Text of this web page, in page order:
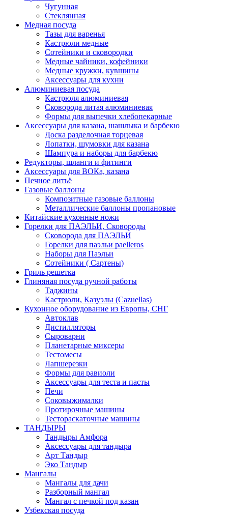
Чугунная
Стеклянная
Медная посуда
Тазы для варенья
Кастрюли медные
Сотейники и сковородки
Медные чайники, кофейники
Медные кружки, кувшины
Аксессуары для кухни
Алюминиевая посуда
Кастрюля алюминиевая
Сковорода литая алюминиевая
Формы для выпечки хлебопекарные
Аксессуары для казана, шашлыка и барбекю
Доска разделочная торцевая
Лопатки, шумовки для казана
Шампура и наборы для барбекю
Редукторы, шланги и фитинги
Аксессуары для ВОКа, казана
Печное литьё
Газовые баллоны
Композитные газовые баллоны
Металлические баллоны пропановые
Китайские кухонные ножи
Горелки для ПАЭЛЬИ, Сковороды
Сковорода для ПАЭЛЬИ
Горелки для паэльи paelleros
Наборы для Паэльи
Сотейники ( Сартены)
Гриль решетка
Глиняная посуда ручной работы
Таджины
Кастрюли, Казуэлы (Cazuellas)
Кухонное оборудование из Европы, СНГ
Автоклав
Дистилляторы
Сыроварни
Планетарные миксеры
Тестомесы
Лапшерезки
Формы для равиоли
Аксессуары для теста и пасты
Печи
Соковыжималки
Протирочные машины
Тестораскаточные машины
ТАНДЫРЫ
Тандыры Амфора
Аксессуары для тандыра
Арт Тандыр
Эко Тандыр
Мангалы
Мангалы для дачи
Разборный мангал
Мангал с печкой под казан
Узбекская посуда